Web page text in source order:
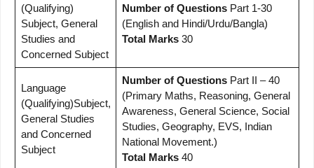
(Qualifying)
Subject, General
Studies and
Concerned Subject
Number of QuestionsPart 1-30
(English and Hindi/Urdu/Bangla)
Total Marks30
Language
(Qualifying)Subject,
General Studies
and Concerned
Subject
Number of QuestionsPart II – 40
(Primary Maths, Reasoning, General
Awareness, General Science, Social
Studies, Geography, EVS, Indian
National Movement.)
Total Marks40